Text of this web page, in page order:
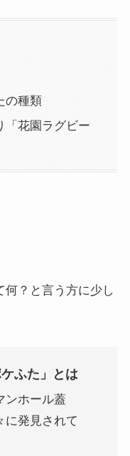
の種類
「花園ラグビー
何？と言う方に少し
ふた」とは
ンホール蓋
に発見されて